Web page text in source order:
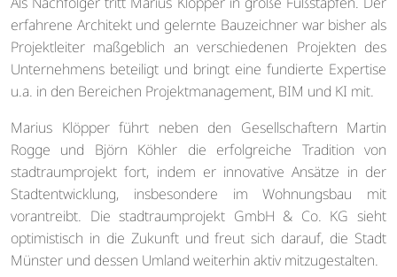
erfahrene Architekt und gelernte Bauzeichner war bisher als
Projektleiter maßgeblich an verschiedenen Projekten des
Unternehmens beteiligt und bringt eine fundierte Expertise
u.a. in den Bereichen Projektmanagement, BIM und KI mit.
Marius Klöpper führt neben den Gesellschaftern Martin
Rogge und Björn Köhler die erfolgreiche Tradition von
stadtraumprojekt fort, indem er innovative Ansätze in der
Stadtentwicklung, insbesondere im Wohnungsbau mit
vorantreibt. Die stadtraumprojekt GmbH & Co. KG sieht
optimistisch in die Zukunft und freut sich darauf, die Stadt
Münster und dessen Umland weiterhin aktiv mitzugestalten.